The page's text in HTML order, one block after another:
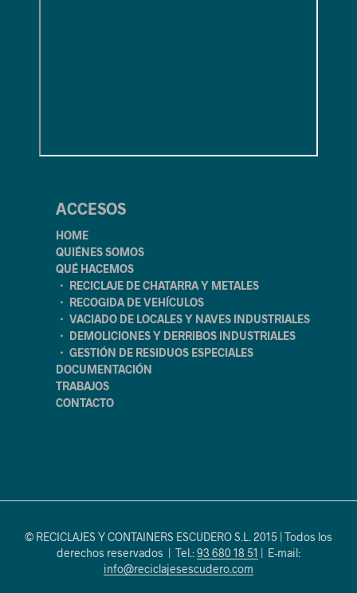
ACCESOS
HOME
QUIÉNES SOMOS
QUÉ HACEMOS
・ RECICLAJE DE CHATARRA Y METALES
・ RECOGIDA DE VEHÍCULOS
・ VACIADO DE LOCALES Y NAVES INDUSTRIALES
・ DEMOLICIONES Y DERRIBOS INDUSTRIALES
・ GESTIÓN DE RESIDUOS ESPECIALES
DOCUMENTACIÓN
TRABAJOS
CONTACTO
© RECICLAJES Y CONTAINERS ESCUDERO S.L. 2015 | Todos los
derechos reservados | Tel.:93 680 18 51 | E-mail:
info@reciclajesescudero.com